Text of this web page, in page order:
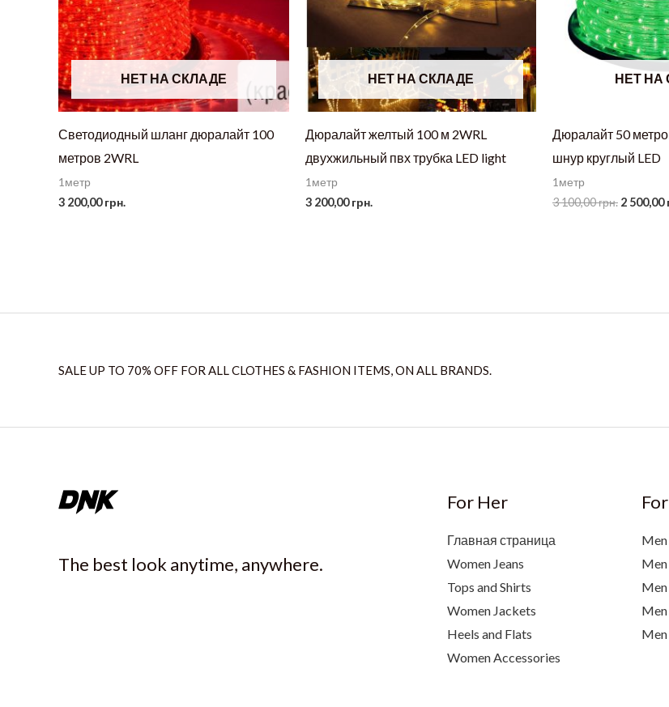
НЕТ НА СКЛАДЕ
Светодиодный шланг дюралайт 100
метров 2WRL
1метр
3 200,00грн.
НЕТ НА СКЛАДЕ
Дюралайт желтый 100 м 2WRL
двухжильный пвх трубка LED light
1метр
3 200,00грн.
НЕТ НА
Дюралайт 50
шнур круглый LED
1метр
3 100,00грн. 2 500,00
SALE UP TO 70% OFF FOR ALL CLOTHES & FASHION ITEMS, ON ALL BRANDS.
The best look anytime, anywhere.
For Her
Главная страница
Women Jeans
Tops and Shirts
Women Jackets
Heels and Flats
Women Accessories
Men
Men
Men